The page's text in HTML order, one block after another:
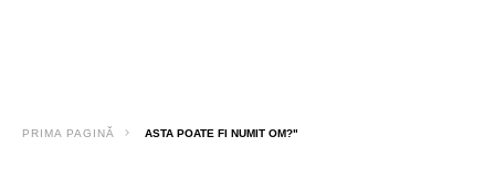
PRIMA PAGINĂ ASTA POATE FI NUMIT OM?"